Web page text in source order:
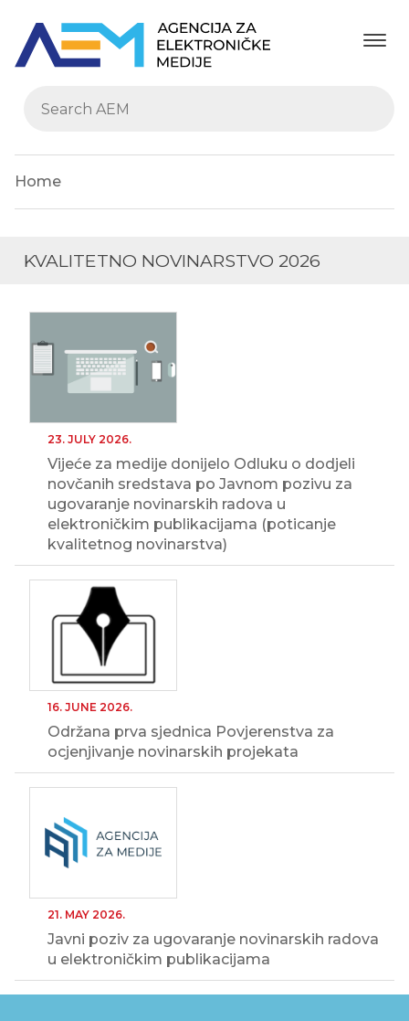
Home
KVALITETNO NOVINARSTVO 2026
23. JULY 2026.
Vijeće za medije donijelo Odluku o dodjeli
novčanih sredstava po Javnom pozivu za
ugovaranje novinarskih radova u
elektroničkim publikacijama (poticanje
kvalitetnog novinarstva)
16. JUNE 2026.
Održana prva sjednica Povjerenstva za
ocjenjivanje novinarskih projekata
21. MAY 2026.
Javni poziv za ugovaranje novinarskih radova
u elektroničkim publikacijama